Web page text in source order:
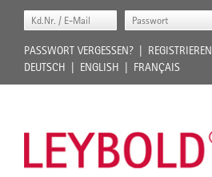
PASSWORT VERGESSEN?
REGISTRIEREN
DEUTSCH
ENGLISH FRANÇAIS